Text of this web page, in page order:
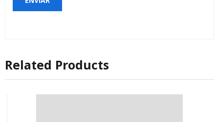
Related Products